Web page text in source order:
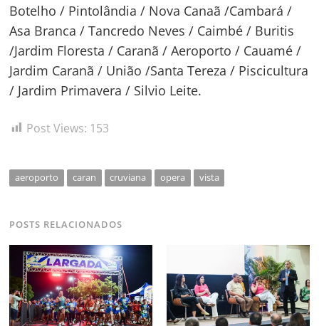
Botelho / Pintolândia / Nova Canaã /Cambará /
Asa Branca / Tancredo Neves / Caimbé / Buritis
/Jardim Floresta / Caranã / Aeroporto / Cauamé /
Jardim Caranã / União /Santa Tereza / Piscicultura
/ Jardim Primavera / Silvio Leite.
Post Views: 153
aeroporto caran cruviana opera vista
POSTS RELACIONADOS